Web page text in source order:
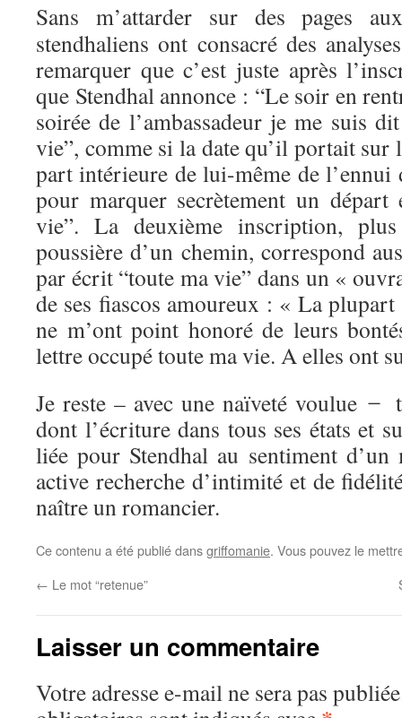
Sans m’attarder sur des pages
stendhaliens ont consacré des
remarquer que c’est juste après
que Stendhal annonce : “Le soir en
soirée de l’ambassadeur je me suis
vie”, comme si la date qu’il portait sur
part intérieure de lui-même de
pour marquer secrètement un
vie”. La deuxième inscription,
poussière d’un chemin, correspond
par écrit “toute ma vie” dans un «
de ses fiascos amoureux : « La plupart
ne m’ont point honoré de leurs
lettre occupé toute ma vie. A elles ont
Je reste – avec une naïveté voulue
dont l’écriture dans tous ses états et
liée pour Stendhal au sentiment d’un
active recherche d’intimité et de
naître un romancier.
Ce contenu a été publié dansgriffomanie. Vous pouvez le
← Le mot “retenue”
Laisser un commentaire
Votre adresse e-mail ne sera pas